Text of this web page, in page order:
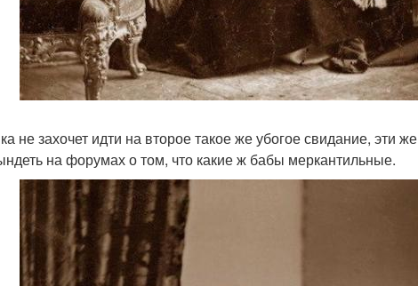
не захочет идти на второе такое же убогое свидание, эти
на форумах о том, что какие ж бабы меркантильные.